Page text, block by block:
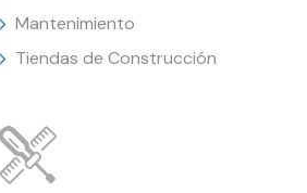
Mantenimiento
Tiendas de Construcción